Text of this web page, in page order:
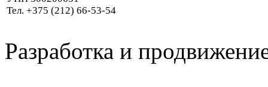
Тел. +375 (212) 66-53-54
Разработка и